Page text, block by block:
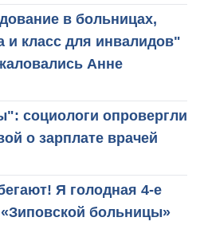
в больницах,
и класс для инвалидов"
Анне
социологи опровергли
о зарплате врачей
Я голодная 4-е
«Зиповской больницы»